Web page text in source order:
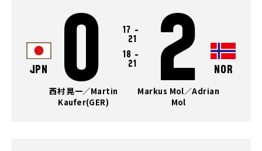
JPN 0 17 -
21
18 -
21
2 NOR
西村 晃一／Martin
Kaufer(GER)
Markus Mol／Adrian
Mol